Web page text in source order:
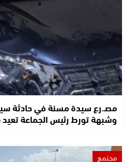
مصـ.رع سيدة مسنة في حادثة
وشبهة تورط رئيس الجماعة
مجتمع